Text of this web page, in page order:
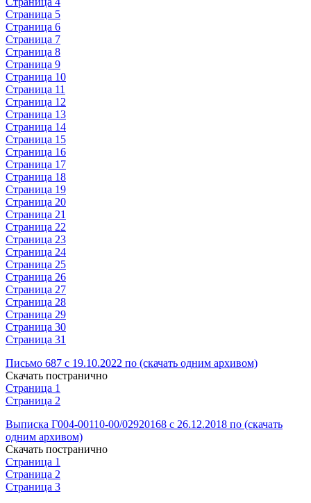
Страница 5
Страница 6
Страница 7
Страница 8
Страница 9
Страница 10
Страница 11
Страница 12
Страница 13
Страница 14
Страница 15
Страница 16
Страница 17
Страница 18
Страница 19
Страница 20
Страница 21
Страница 22
Страница 23
Страница 24
Страница 25
Страница 26
Страница 27
Страница 28
Страница 29
Страница 30
Страница 31
Письмо 687 с 19.10.2022 по (скачать одним архивом)
Скачать постранично
Страница 1
Страница 2
Выписка Г004-00110-00/02920168 с 26.12.2018 по (скачать
одним архивом)
Скачать постранично
Страница 1
Страница 2
Страница 3